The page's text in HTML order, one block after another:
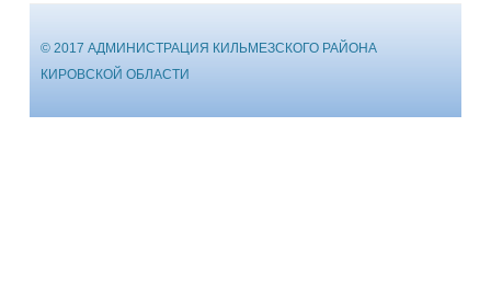
© 2017 АДМИНИСТРАЦИЯ КИЛЬМЕЗСКОГО РАЙОНА
КИРОВСКОЙ ОБЛАСТИ